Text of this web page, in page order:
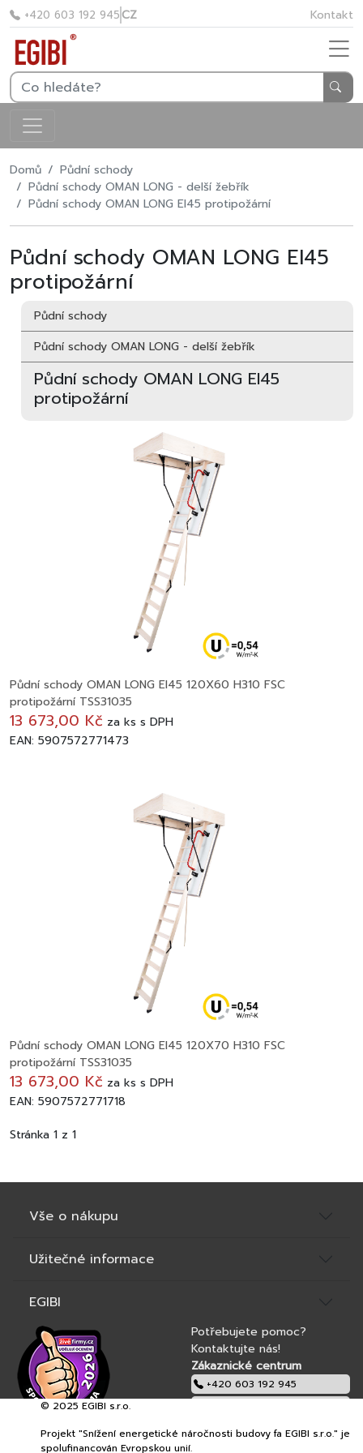
+420 603 192 945CZ Kontakt
Domů
Půdní schody
Půdní schody OMAN LONG - delší žebřík
Půdní schody OMAN LONG EI45 protipožární
Půdní schody OMAN LONG EI45
protipožární
Půdní schody
Půdní schody OMAN LONG - delší žebřík
Půdní schody OMAN LONG EI45
protipožární
Půdní schody OMAN LONG EI45 120X60 H310 FSC
protipožární TSS31035
13 673,00 Kč za ks s DPH
EAN: 5907572771473
Půdní schody OMAN LONG EI45 120X70 H310 FSC
protipožární TSS31035
13 673,00 Kč za ks s DPH
EAN: 5907572771718
Stránka 1 z 1
Vše o nákupu
Užitečné informace
EGIBI
Potřebujete pomoc?
Kontaktujte nás!
Zákaznické centrum
+420 603 192 945
EGIBI s.r.o.
© 2025 EGIBI s.r.o.
Projekt "Snížení energetické náročnosti budovy fa EGIBI s.r.o." je
spolufinancován Evropskou unií.